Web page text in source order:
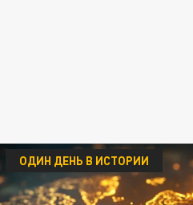
ОДИН ДЕНЬ В ИСТОРИИ